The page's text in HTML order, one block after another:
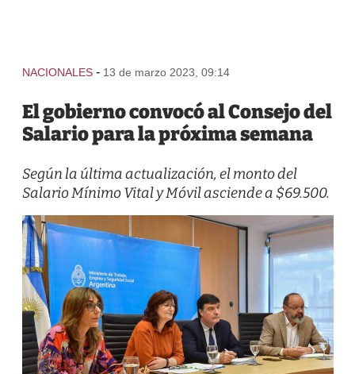
NACIONALES - 13 de marzo 2023, 09:14
El gobierno convocó al Consejo del
Salario para la próxima semana
Según la última actualización, el monto del
Salario Mínimo Vital y Móvil asciende a $69.500.